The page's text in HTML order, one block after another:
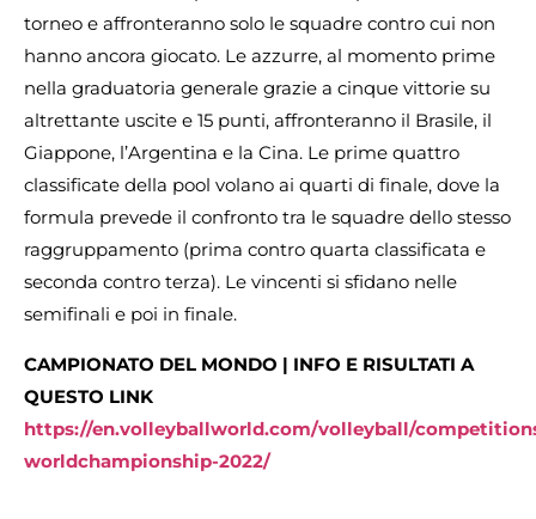
torneo e affronteranno solo le squadre contro cui non
hanno ancora giocato. Le azzurre, al momento prime
nella graduatoria generale grazie a cinque vittorie su
altrettante uscite e 15 punti, affronteranno il Brasile, il
Giappone, l’Argentina e la Cina. Le prime quattro
classificate della pool volano ai quarti di finale, dove la
formula prevede il confronto tra le squadre dello stesso
raggruppamento (prima contro quarta classificata e
seconda contro terza). Le vincenti si sfidano nelle
semifinali e poi in finale.
CAMPIONATO DEL MONDO | INFO E RISULTATI A
QUESTO LINK
https://en.volleyballworld.com/volleyball/
worldchampionship-2022/